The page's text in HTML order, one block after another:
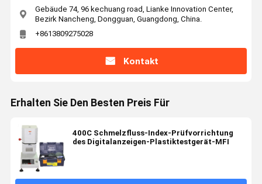
Gebäude 74, 96 kechuang road, Lianke Innovation Center,
Bezirk Nancheng, Dongguan, Guangdong, China.
+8613809275028
Kontakt
Erhalten Sie Den Besten Preis Für
400C Schmelzfluss-Index-Prüfvorrichtung
des Digitalanzeigen-Plastiktestgerät-MFI